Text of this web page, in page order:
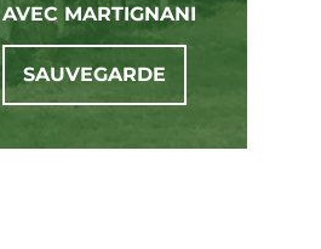
AVEC MARTIGNANI
SAUVEGARDE